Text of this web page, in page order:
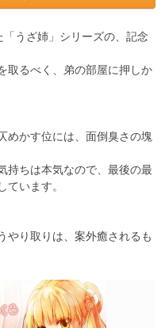
うざ姉」シリーズの、記念
取るべく、弟の部屋に押しか
めかす位には、面倒臭さの塊
持ちは本気なので、最後の最
います。
やり取りは、案外癒されるも